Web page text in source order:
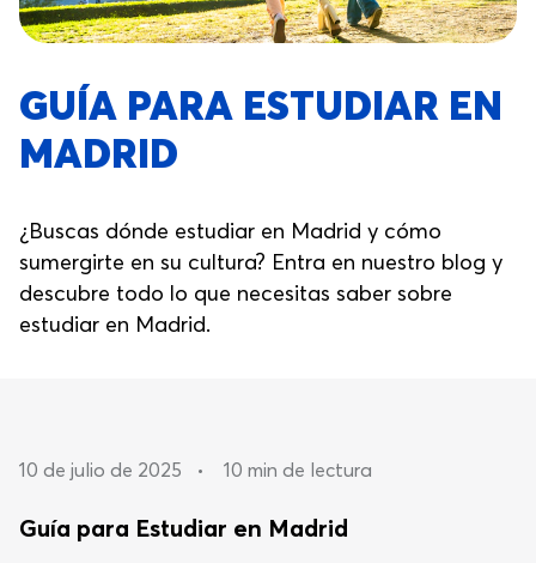
GUÍA PARA ESTUDIAR EN
MADRID
¿Buscas dónde estudiar en Madrid y cómo
sumergirte en su cultura? Entra en nuestro blog y
descubre todo lo que necesitas saber sobre
estudiar en Madrid.
10 de julio de 2025 • 10 min de lectura
Guía para Estudiar en Madrid